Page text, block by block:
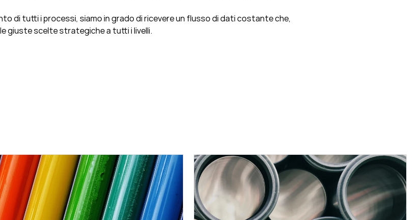
di tutti i processi, siamo in grado di ricevere un flusso di dati costante che,
giuste scelte strategiche a tutti i livelli.